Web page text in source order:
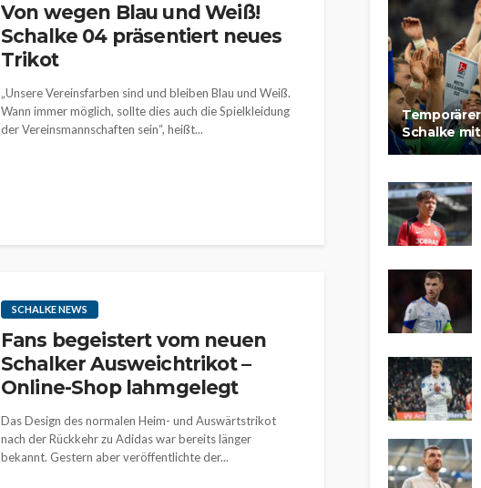
Von wegen Blau und Weiß!
Schalke 04 präsentiert neues
Trikot
„Unsere Vereinsfarben sind und bleiben Blau und Weiß.
Wann immer möglich, sollte dies auch die Spielkleidung
der Vereinsmannschaften sein“, heißt...
SCHALKE NEWS
Fans begeistert vom neuen
Schalker Ausweichtrikot –
Online-Shop lahmgelegt
Das Design des normalen Heim- und Auswärtstrikot
nach der Rückkehr zu Adidas war bereits länger
bekannt. Gestern aber veröffentlichte der...
Schalke